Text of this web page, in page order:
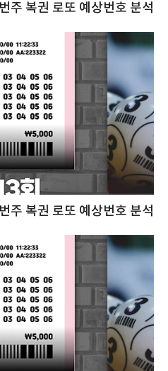
주 복권 로또 예상번호 분석
주 복권 로또 예상번호 분석